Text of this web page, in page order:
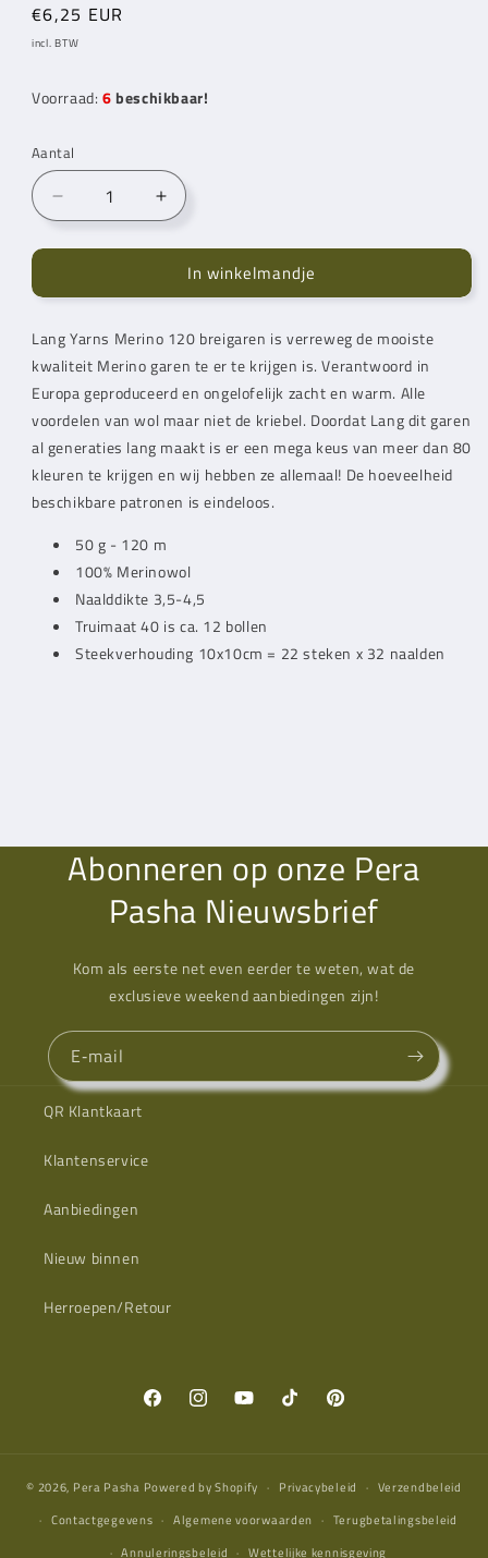
Normale
prijs
€6,25 EUR
incl. BTW
Voorraad: 6 beschikbaar!
Aantal
Aantal
verlagen
voor
Yarns
120
Grass
Green
(34.0317)
Aantal
verhogen
voor
Lang
Yarns
120
Grass
Green
(34.0317)
In winkelmandje
Lang Yarns Merino 120 breigaren is verreweg de mooiste
kwaliteit Merino garen te er te krijgen is. Verantwoord in
Europa geproduceerd en ongelofelijk zacht en warm. Alle
voordelen van wol maar niet de kriebel. Doordat Lang dit garen
al generaties lang maakt is er een mega keus van meer dan 80
kleuren te krijgen en wij hebben ze allemaal! De hoeveelheid
beschikbare patronen is eindeloos.
50 g - 120 m
100% Merinowol
Naalddikte 3,5-4,5
Truimaat 40 is ca. 12 bollen
Steekverhouding 10x10cm = 22 steken x 32 naalden
Abonneren op onze Pera
Pasha Nieuwsbrief
Kom als eerste net even eerder te weten, wat de
exclusieve weekend aanbiedingen zijn!
E‑mail
QR Klantkaart
Klantenservice
Aanbiedingen
Nieuw binnen
Herroepen/Retour
FacebookInstagramYouTubeTikTok Pinterest
© 2026, Pera Pasha Powered by Shopify Privacybeleid
Verzendbeleid
Contactgegevens
Algemene voorwaarden
Terugbetalingsbeleid
Annuleringsbeleid
Wettelijke kennisgeving